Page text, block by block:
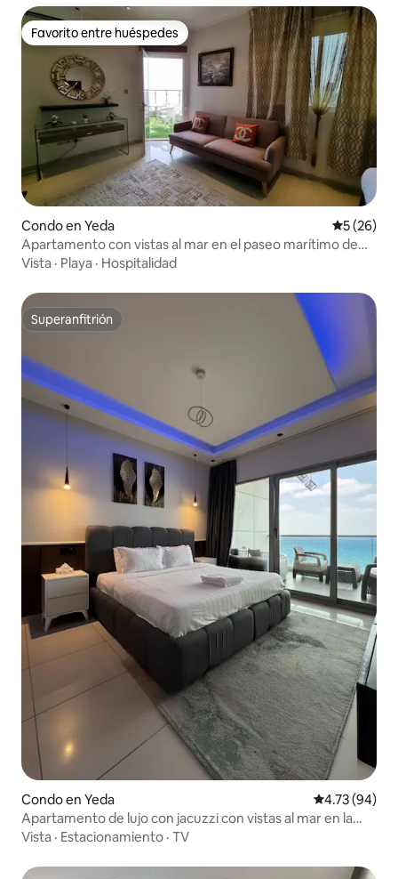
Favorito entre huéspedes
Favorito entre huéspedes
Condo en Yeda
5 (26)
Apartamento con vistas al mar en el paseo marítimo de
Jeddah y la Fórmula
Vista · Playa · Hospitalidad
Superanfitrión
Superanfitrión
Condo en Yeda Calificación
4.73 (94)
Apartamento de lujo con jacuzzi con vistas al mar en la
torre DAMAC
Vista · Estacionamiento · TV